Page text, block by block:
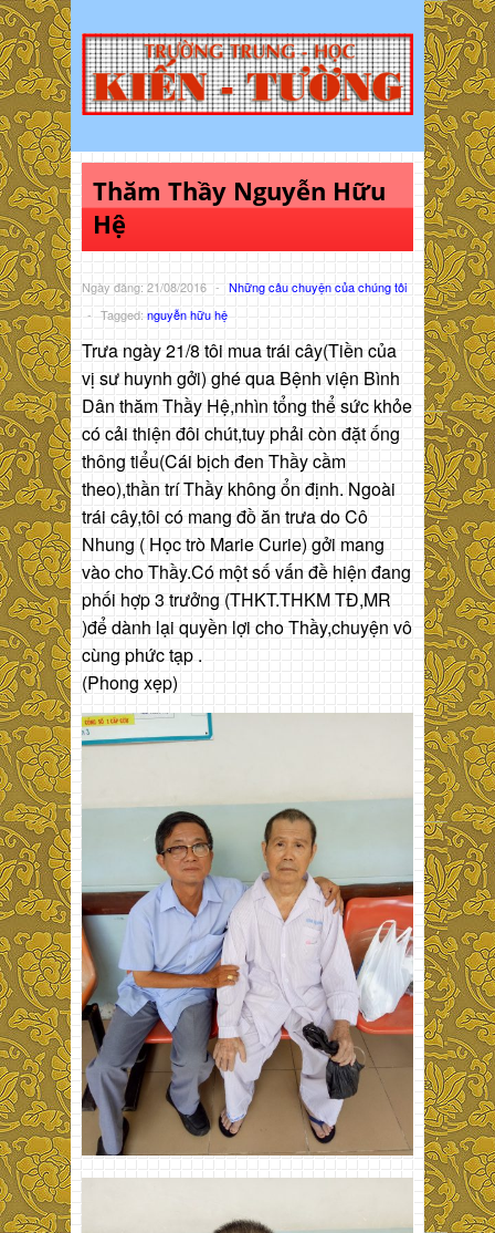
Thăm Thầy Nguyễn Hữu
Hệ
Ngày đăng: 21/08/2016 - Những câu chuyện của chúng tôi
- Tagged: nguyễn hữu hệ
Trưa ngày 21/8 tôi mua trái cây(Tiền của
vị sư huynh gởi) ghé qua Bệnh viện Bình
Dân thăm Thầy Hệ,nhìn tổng thể sức khỏe
có cải thiện đôi chút,tuy phải còn đặt ống
thông tiểu(Cái bịch đen Thầy cầm
theo),thần trí Thầy không ổn định. Ngoài
trái cây,tôi có mang đồ ăn trưa do Cô
Nhung ( Học trò Marie Curie) gởi mang
vào cho Thầy.Có một số vấn đề hiện đang
phối hợp 3 trưởng (THKT.THKM TĐ,MR
)để dành lại quyền lợi cho Thầy,chuyện vô
cùng phức tạp .
(Phong xẹp)